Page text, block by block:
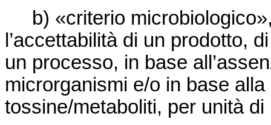
b) «criterio
l’accettabilità di un prodotto,
un processo, in base
microrganismi e/o in base
tossine/metaboliti, per unità